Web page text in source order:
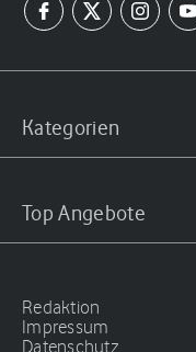
Kategorien
Top Angebote
Redaktion
Impressum
Datenschutz